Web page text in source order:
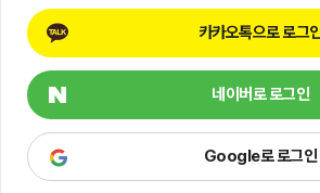
카카오톡으로 로그
네이버로 로그인
Google로 로그인